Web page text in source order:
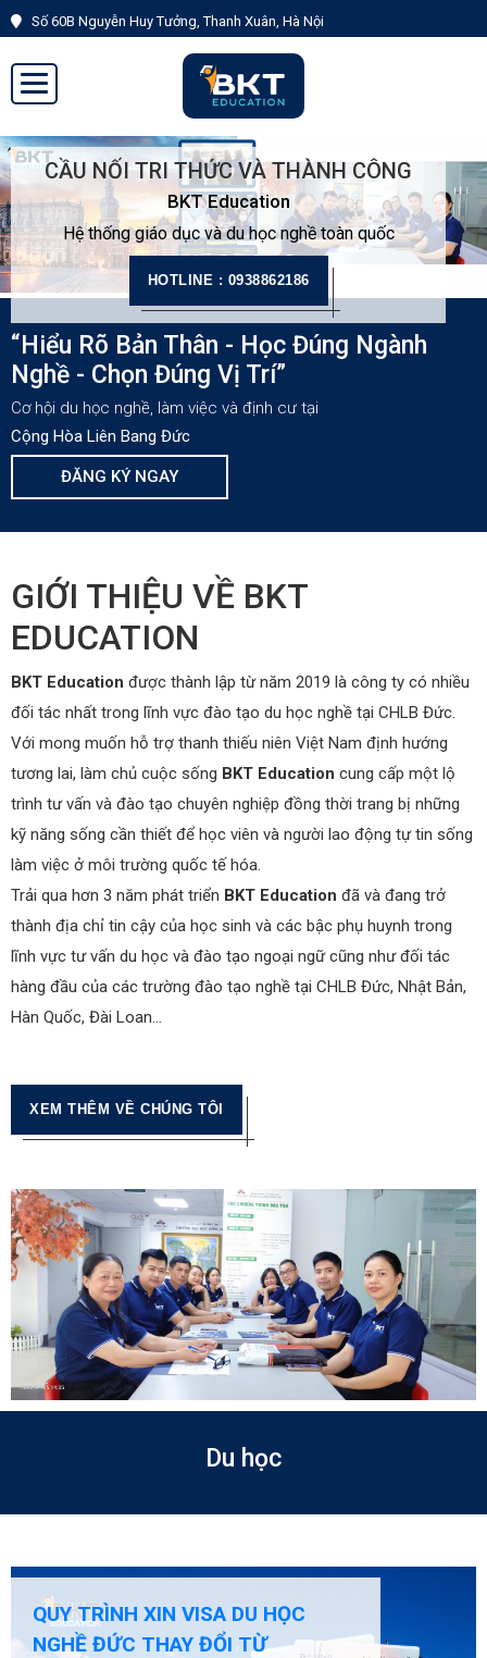
Số 60B Nguyễn Huy Tưởng, Thanh Xuân, Hà Nội
CẦU NỐI TRI THỨC VÀ THÀNH CÔNG
BKT Education
Hệ thống giáo dục và du học nghề toàn quốc
HOTLINE : 0938862186
“Hiểu Rõ Bản Thân - Học Đúng Ngành
Nghề - Chọn Đúng Vị Trí”
Cơ hội du học nghề, làm việc và định cư tại
Cộng Hòa Liên Bang Đức
ĐĂNG KÝ NGAY
GIỚI THIỆU VỀ BKT
EDUCATION
BKT Education được thành lập từ năm 2019 là công ty có nhiều
đối tác nhất trong lĩnh vực đào tạo du học nghề tại CHLB Đức.
Với mong muốn hỗ trợ thanh thiếu niên Việt Nam định hướng
tương lai, làm chủ cuộc sống BKT Education cung cấp một lộ
trình tư vấn và đào tạo chuyên nghiệp đồng thời trang bị những
kỹ năng sống cần thiết để học viên và người lao động tự tin sống
làm việc ở môi trường quốc tế hóa.
Trải qua hơn 3 năm phát triển BKT Education đã và đang trở
thành địa chỉ tin cậy của học sinh và các bậc phụ huynh trong
lĩnh vực tư vấn du học và đào tạo ngoại ngữ cũng như đối tác
hàng đầu của các trường đào tạo nghề tại CHLB Đức, Nhật Bản,
Hàn Quốc, Đài Loan…
XEM THÊM VỀ CHÚNG TÔI
Du học
10 LỖI KHIẾN TRƯỢT VISA DU
HỌC NGHỀ ĐỨC VÀ CÁCH PHÒNG